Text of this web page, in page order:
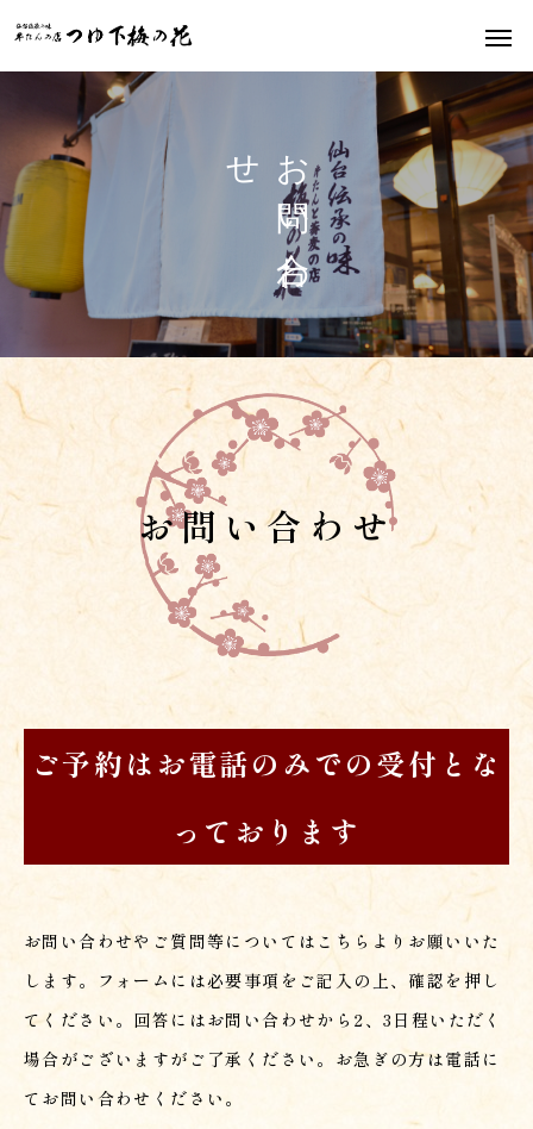
お
問
い
合
わ
せ
お問い合わせ
ご予約はお電話のみでの受付とな
っております
お問い合わせやご質問等についてはこちらよりお願いいた
します。フォームには必要事項をご記入の上、確認を押し
てください。回答にはお問い合わせから2、3日程いただく
場合がございますがご了承ください。お急ぎの方は電話に
てお問い合わせください。